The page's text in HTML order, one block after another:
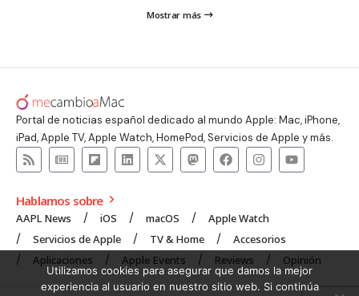
Mostrar más
Portal de noticias español dedicado al mundo Apple: Mac, iPhone,
iPad, Apple TV, Apple Watch, HomePod, Servicios de Apple y más.
Hablamos sobre
AAPL News iOS macOS
Apple Watch
Servicios de Apple
TV & Home
Accesorios
Aplicaciones
Apple Events Reviews Opinión
Utilizamos cookies para asegurar que damos la mejor
experiencia al usuario en nuestro sitio web. Si continúa